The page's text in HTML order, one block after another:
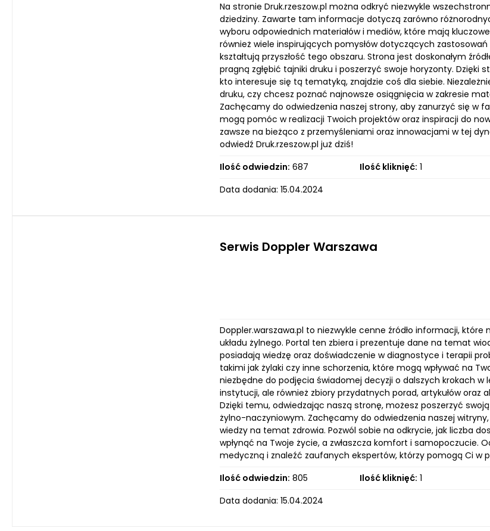
Na stronie Druk.rzeszow.pl można odkryć niezwykle
dziedziny. Zawarte tam informacje dotyczą zarówno
wyboru odpowiednich materiałów i mediów, które mają
również wiele inspirujących pomysłów dotyczących
kształtują przyszłość tego obszaru. Strona jest doskonałym
pragną zgłębić tajniki druku i poszerzyć swoje horyzonty.
kto interesuje się tą tematyką, znajdzie coś dla siebie.
druku, czy chcesz poznać najnowsze osiągnięcia w zakresie
Zachęcamy do odwiedzenia naszej strony, aby zanurzyć się w
mogą pomóc w realizacji Twoich projektów oraz inspiracji do
zawsze na bieżąco z przemyśleniami oraz innowacjami w tej
odwiedź Druk.rzeszow.pl już dziś!
Ilość odwiedzin: 687 Ilość kliknięć: 1
Data dodania: 15.04.2024
Serwis Doppler Warszawa
Doppler.warszawa.pl to niezwykle cenne źródło informacji,
układu żylnego. Portal ten zbiera i prezentuje dane na temat
posiadają wiedzę oraz doświadczenie w diagnostyce i terapii
takimi jak żylaki czy inne schorzenia, które mogą wpływać na
niezbędne do podjęcia świadomej decyzji o dalszych krokach
instytucji, ale również zbiory przydatnych porad, artykułów
Dzięki temu, odwiedzając naszą stronę, możesz poszerzyć
żylno-naczyniowym. Zachęcamy do odwiedzenia naszej
wiedzy na temat zdrowia. Pozwól sobie na odkrycie, jak liczba
wpłynąć na Twoje życie, a zwłaszcza komfort i samopoczucie.
medyczną i znaleźć zaufanych ekspertów, którzy pomogą Ci w
Ilość odwiedzin: 805 Ilość kliknięć: 1
Data dodania: 15.04.2024